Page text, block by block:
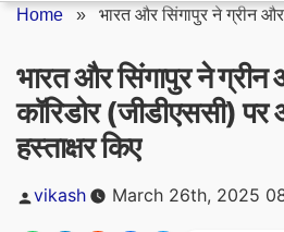
Home » भारत और सिंगापुर ने ग्रीन
भारत और सिंगापुर ने ग्रीन
कॉरिडोर (जीडीएससी)
हस्ताक्षर किए
Posted
vikash March 26th, 2025